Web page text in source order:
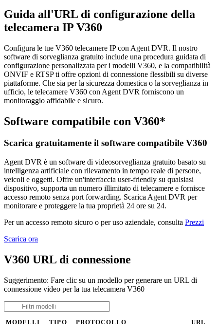
Guida all'URL di configurazione della
telecamera IP V360
Configura le tue V360 telecamere IP con Agent DVR. Il nostro
software di sorveglianza gratuito include una procedura guidata di
configurazione personalizzata per i modelli V360, e la compatibilità
ONVIF e RTSP ti offre opzioni di connessione flessibili su diverse
piattaforme. Che sia per la sicurezza domestica o la sorveglianza in
ufficio, le telecamere V360 con Agent DVR forniscono un
monitoraggio affidabile e sicuro.
Software compatibile con V360*
Scarica gratuitamente il software compatibile V360
Agent DVR è un software di videosorveglianza gratuito basato su
intelligenza artificiale con rilevamento in tempo reale di persone,
veicoli e oggetti. Offre un'interfaccia user-friendly su qualsiasi
dispositivo, supporta un numero illimitato di telecamere e fornisce
accesso remoto senza port forwarding. Scarica Agent DVR per
monitorare e proteggere la tua proprietà 24 ore su 24.
Per un accesso remoto sicuro o per uso aziendale, consulta Prezzi
Scarica ora
V360 URL di connessione
Suggerimento: Fare clic su un modello per generare un URL di
connessione video per la tua telecamera V360
MODELLI TIPO PROTOCOLLO URL